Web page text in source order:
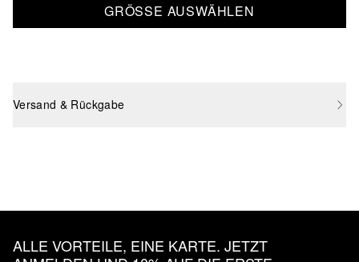
GRÖSSE AUSWÄHLEN
Versand & Rückgabe
ALLE VORTEILE, EINE KARTE. JETZT